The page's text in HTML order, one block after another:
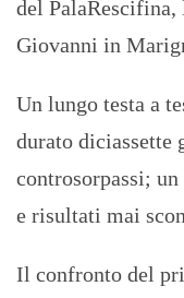
del
Giovanni in
Un lungo testa a
durato diciassette
controsorpassi;
e risultati mai
Il confronto del